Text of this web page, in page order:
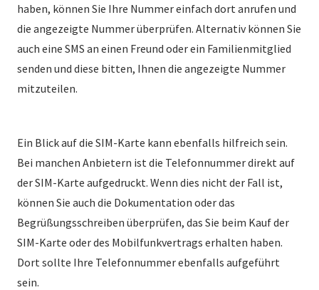
haben, können Sie Ihre Nummer einfach dort anrufen und
die angezeigte Nummer überprüfen. Alternativ können Sie
auch eine SMS an einen Freund oder ein Familienmitglied
senden und diese bitten, Ihnen die angezeigte Nummer
mitzuteilen.
Ein Blick auf die SIM-Karte kann ebenfalls hilfreich sein.
Bei manchen Anbietern ist die Telefonnummer direkt auf
der SIM-Karte aufgedruckt. Wenn dies nicht der Fall ist,
können Sie auch die Dokumentation oder das
Begrüßungsschreiben überprüfen, das Sie beim Kauf der
SIM-Karte oder des Mobilfunkvertrags erhalten haben.
Dort sollte Ihre Telefonnummer ebenfalls aufgeführt
sein.